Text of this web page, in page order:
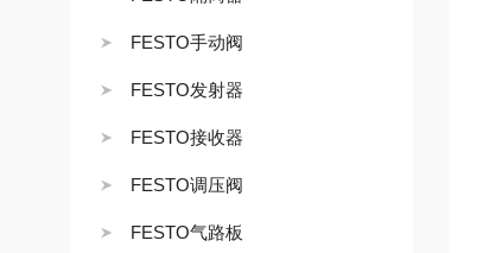
FESTO手动阀
FESTO发射器
FESTO接收器
FESTO调压阀
FESTO气路板